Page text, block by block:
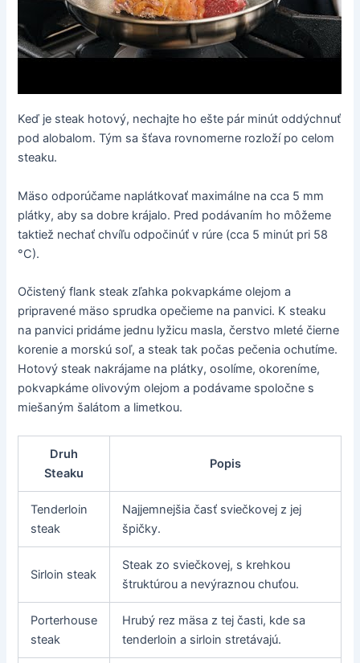
Keď je steak hotový, nechajte ho ešte pár minút oddýchnuť
pod alobalom. Tým sa šťava rovnomerne rozloží po celom
steaku.
Mäso odporúčame naplátkovať maximálne na cca 5 mm
plátky, aby sa dobre krájalo. Pred podávaním ho môžeme
taktiež nechať chvíľu odpočinúť v rúre (cca 5 minút pri 58
°C).
Očistený flank steak zľahka pokvapkáme olejom a
pripravené mäso sprudka opečieme na panvici. K steaku
na panvici pridáme jednu lyžicu masla, čerstvo mleté čierne
korenie a morskú soľ, a steak tak počas pečenia ochutíme.
Hotový steak nakrájame na plátky, osolíme, okoreníme,
pokvapkáme olivovým olejom a podávame spoločne s
miešaným šalátom a limetkou.
Druh
Steaku
Popis
Tenderloin
steak
Najjemnejšia časť sviečkovej z jej
špičky.
Sirloin steak
Steak zo sviečkovej, s krehkou
štruktúrou a nevýraznou chuťou.
Porterhouse
steak
Hrubý rez mäsa z tej časti, kde sa
tenderloin a sirloin stretávajú.